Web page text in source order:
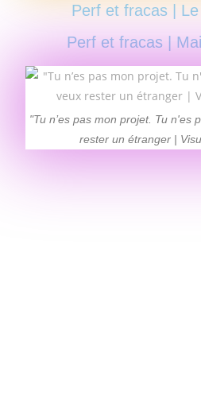
Perf et fracas |
Perf et fracas |
"Tu n’es pas mon projet. Tu n'es
rester un étranger |